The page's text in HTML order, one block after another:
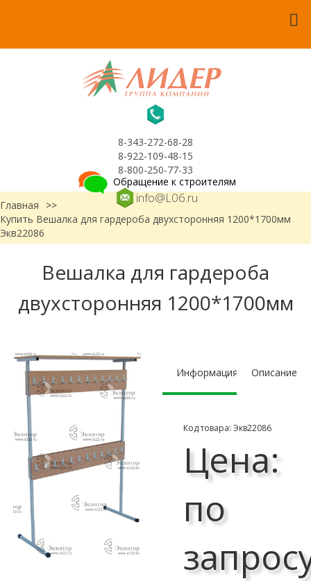
8-343-272-68-28
8-922-109-48-15
8-800-250-77-33
info@L06.ru
Обращение к строителям
Главная
>>
Купить Вешалка для гардероба двухсторонняя 1200*1700мм
Экв22086
Вешалка для гардероба
двухсторонняя 1200*1700мм
Информация Описание
Код товара: Экв22086
Цена:
по